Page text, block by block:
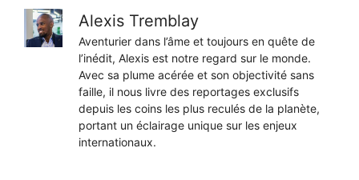
Alexis Tremblay
Aventurier dans l’âme et toujours en quête de
l’inédit, Alexis est notre regard sur le monde.
Avec sa plume acérée et son objectivité sans
faille, il nous livre des reportages exclusifs
depuis les coins les plus reculés de la planète,
portant un éclairage unique sur les enjeux
internationaux.